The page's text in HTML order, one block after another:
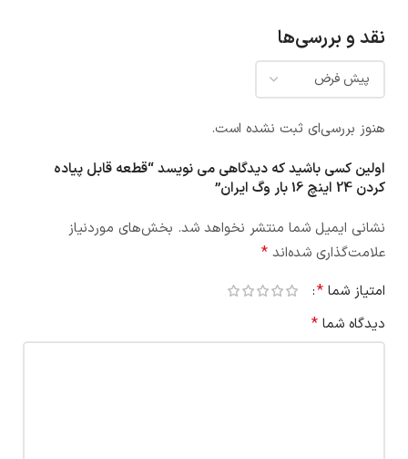
نقد و بررسی‌ها
هنوز بررسی‌ای ثبت نشده است.
اولین کسی باشید که دیدگاهی می نویسد “قطعه قابل پیاده
کردن 24 اینچ 16 بار وگ ایران”
نشانی ایمیل شما منتشر نخواهد شد. بخش‌های موردنیاز
علامت‌گذاری شده‌اند *
امتیاز شما *
دیدگاه شما *